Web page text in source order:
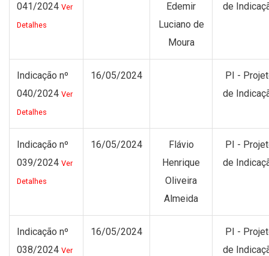
041/2024 Ver
Detalhes
Edemir
Luciano de
Moura
de
Indicação nº
040/2024 Ver
Detalhes
16/05/2024
PI -
de
Indicação nº
039/2024 Ver
Detalhes
16/05/2024
Flávio
Henrique
Oliveira
Almeida
PI -
de
Indicação nº
038/2024 Ver
16/05/2024
PI -
de